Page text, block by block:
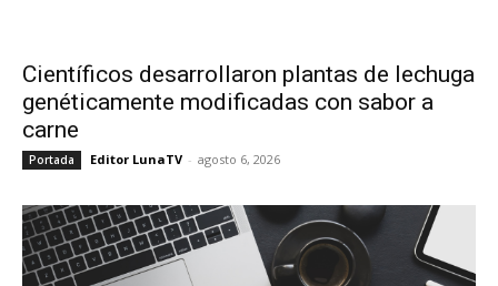
Científicos desarrollaron plantas de lechuga
genéticamente modificadas con sabor a
carne
Portada Editor LunaTV - agosto 6, 2026